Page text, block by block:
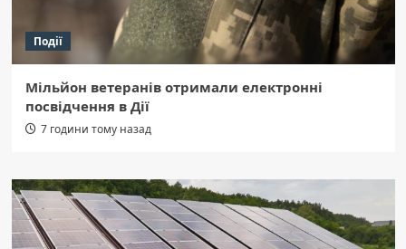
Події
Мільйон ветеранів отримали електронні
посвідчення в Дії
7 години тому назад